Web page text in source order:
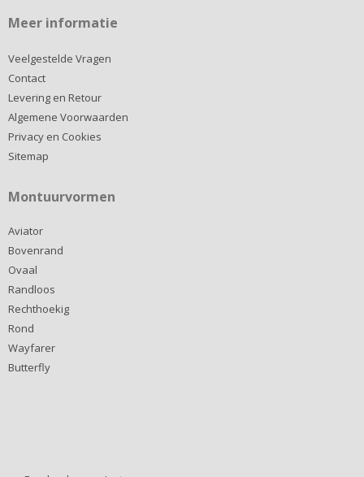
Meer informatie
Veelgestelde Vragen
Contact
Levering en Retour
Algemene Voorwaarden
Privacy en Cookies
Sitemap
Montuurvormen
Aviator
Bovenrand
Ovaal
Randloos
Rechthoekig
Rond
Wayfarer
Butterfly